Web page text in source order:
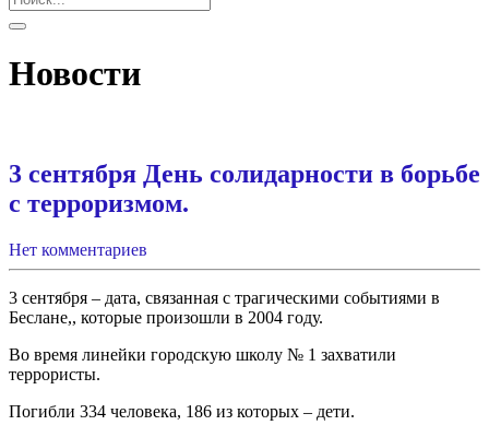
Новости
3 сентября День солидарности в борьбе
с терроризмом.
Нет комментариев
3 сентября – дата, связанная с трагическими событиями в
Беслане,, которые произошли в 2004 году.
Во время линейки городскую школу № 1 захватили
террористы.
Погибли 334 человека, 186 из которых – дети.